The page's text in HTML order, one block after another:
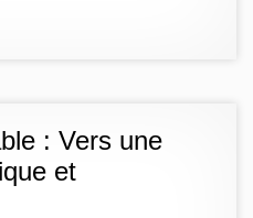
: Vers une
et